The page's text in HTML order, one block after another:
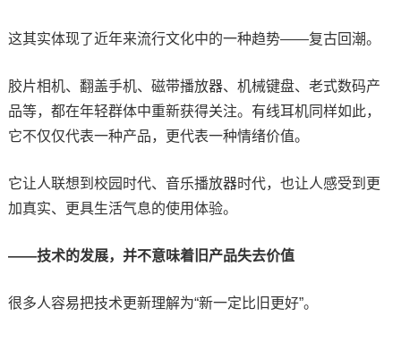
这其实体现了近年来流行文化中的一种趋势——复古回潮。
胶片相机、翻盖手机、磁带播放器、机械键盘、老式数码产
品等，都在年轻群体中重新获得关注。有线耳机同样如此，
它不仅仅代表一种产品，更代表一种情绪价值。
它让人联想到校园时代、音乐播放器时代，也让人感受到更
加真实、更具生活气息的使用体验。
——技术的发展，并不意味着旧产品失去价值
很多人容易把技术更新理解为“新一定比旧更好”。